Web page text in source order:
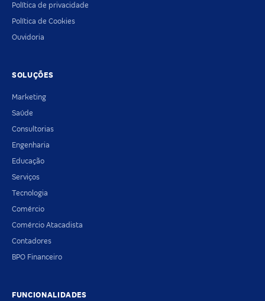
Política de privacidade
Política de Cookies
Ouvidoria
SOLUÇÕES
Marketing
Saúde
Consultorias
Engenharia
Educação
Serviços
Tecnologia
Comércio
Comércio Atacadista
Contadores
BPO Financeiro
FUNCIONALIDADES